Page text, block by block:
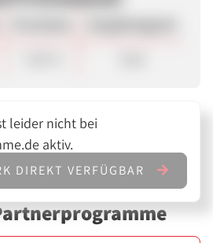
leider nicht bei
aktiv.
DIREKT VERFÜGBAR